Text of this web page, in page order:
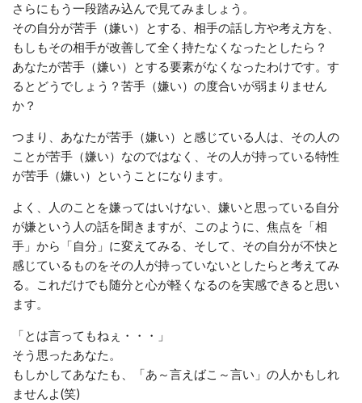
さらにもう一段踏み込んで見てみましょう。
その自分が苦手（嫌い）とする、相手の話し方や考え方を、
もしもその相手が改善して全く持たなくなったとしたら？
あなたが苦手（嫌い）とする要素がなくなったわけです。す
るとどうでしょう？苦手（嫌い）の度合いが弱まりません
か？
つまり、あなたが苦手（嫌い）と感じている人は、その人の
ことが苦手（嫌い）なのではなく、その人が持っている特性
が苦手（嫌い）ということになります。
よく、人のことを嫌ってはいけない、嫌いと思っている自分
が嫌という人の話を聞きますが、このように、焦点を「相
手」から「自分」に変えてみる、そして、その自分が不快と
感じているものをその人が持っていないとしたらと考えてみ
る。これだけでも随分と心が軽くなるのを実感できると思い
ます。
「とは言ってもねぇ・・・」
そう思ったあなた。
もしかしてあなたも、「あ～言えばこ～言い」の人かもしれ
ませんよ(笑)